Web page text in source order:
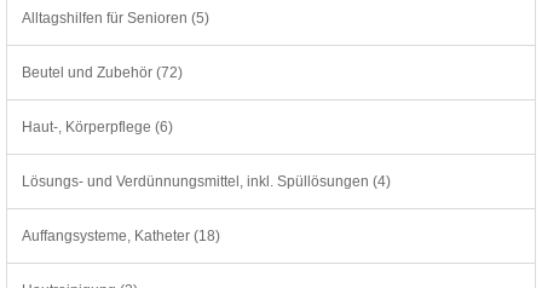
Alltagshilfen für Senioren (5)
Beutel und Zubehör (72)
Haut-, Körperpflege (6)
Lösungs- und Verdünnungsmittel, inkl. Spüllösungen (4)
Auffangsysteme, Katheter (18)